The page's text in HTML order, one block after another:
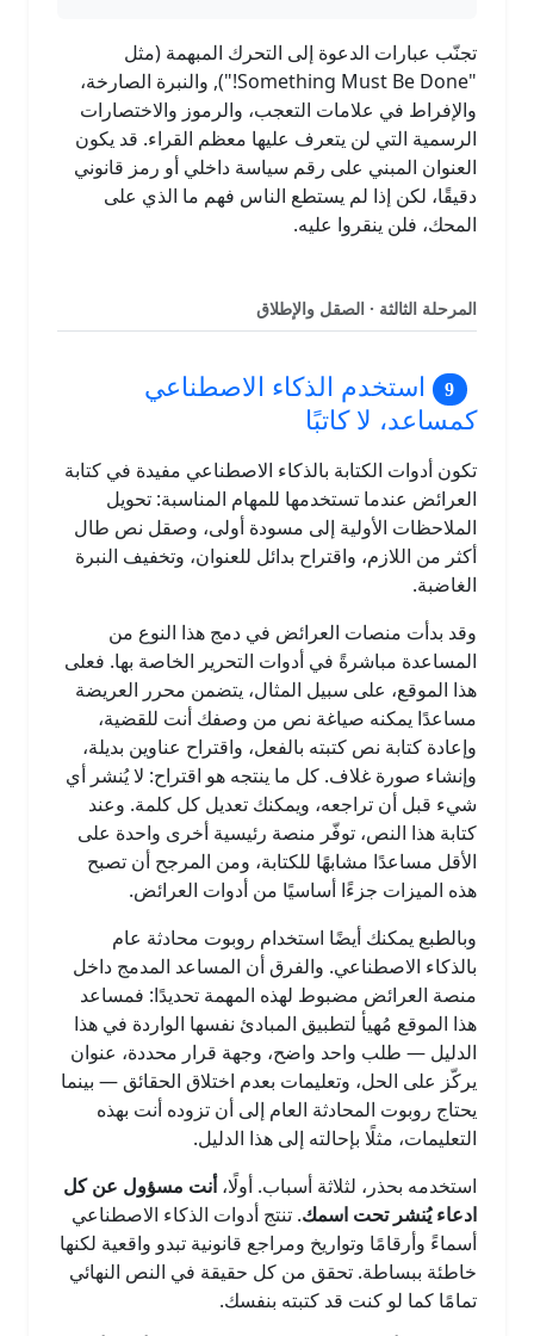
تجنّب عبارات الدعوة إلى التحرك المبهمة (مثل
"Something Must Be Done!"), والنبرة الصارخة،
والإفراط في علامات التعجب، والرموز والاختصارات
الرسمية التي لن يتعرف عليها معظم القراء. قد يكون
العنوان المبني على رقم سياسة داخلي أو رمز قانوني
دقيقًا، لكن إذا لم يستطع الناس فهم ما الذي على
المحك، فلن ينقروا عليه.
المرحلة الثالثة · الصقل والإطلاق
استخدم الذكاء الاصطناعي
كمساعد، لا كاتبًا
تكون أدوات الكتابة بالذكاء الاصطناعي مفيدة في كتابة
العرائض عندما تستخدمها للمهام المناسبة: تحويل
الملاحظات الأولية إلى مسودة أولى، وصقل نص طال
أكثر من اللازم، واقتراح بدائل للعنوان، وتخفيف النبرة
الغاضبة.
وقد بدأت منصات العرائض في دمج هذا النوع من
المساعدة مباشرةً في أدوات التحرير الخاصة بها. فعلى
هذا الموقع، على سبيل المثال، يتضمن محرر العريضة
مساعدًا يمكنه صياغة نص من وصفك أنت للقضية،
وإعادة كتابة نص كتبته بالفعل، واقتراح عناوين بديلة،
وإنشاء صورة غلاف. كل ما ينتجه هو اقتراح: لا يُنشر أي
شيء قبل أن تراجعه، ويمكنك تعديل كل كلمة. وعند
كتابة هذا النص، توفّر منصة رئيسية أخرى واحدة على
الأقل مساعدًا مشابهًا للكتابة، ومن المرجح أن تصبح
هذه الميزات جزءًا أساسيًا من أدوات العرائض.
وبالطبع يمكنك أيضًا استخدام روبوت محادثة عام
بالذكاء الاصطناعي. والفرق أن المساعد المدمج داخل
منصة العرائض مضبوط لهذه المهمة تحديدًا: فمساعد
هذا الموقع مُهيأ لتطبيق المبادئ نفسها الواردة في هذا
الدليل — طلب واحد واضح، وجهة قرار محددة، عنوان
يركّز على الحل، وتعليمات بعدم اختلاق الحقائق — بينما
يحتاج روبوت المحادثة العام إلى أن تزوده أنت بهذه
التعليمات، مثلًا بإحالته إلى هذا الدليل.
استخدمه بحذر، لثلاثة أسباب. أولًا،أنت مسؤول عن كل
ادعاء يُنشر تحت اسمك. تنتج أدوات الذكاء الاصطناعي
أسماءً وأرقامًا وتواريخ ومراجع قانونية تبدو واقعية لكنها
خاطئة ببساطة. تحقق من كل حقيقة في النص النهائي
تمامًا كما لو كنت قد كتبته بنفسك.